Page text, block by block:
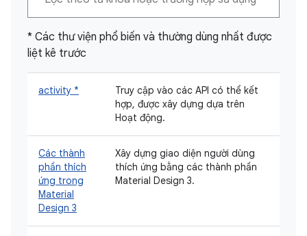
* Các thư viện phổ biến và thường dùng nhất được
liệt kê trước
activity *
Truy cập vào các API có thể kết
hợp, được xây dựng dựa trên
Hoạt động.
Các thành
phần thích
ứng trong
Material
Design 3
Xây dựng giao diện người dùng
thích ứng bằng các thành phần
Material Design 3.